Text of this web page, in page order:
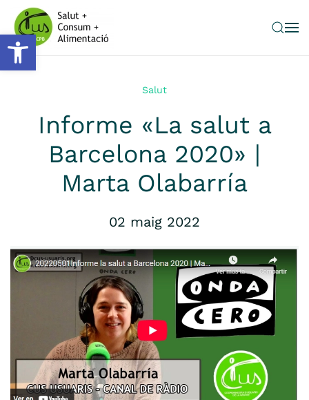
Obre la barra d'eines
Skip to main content
Salut
Informe «La salut a
Barcelona 2020» |
Marta Olabarría
02 maig 2022